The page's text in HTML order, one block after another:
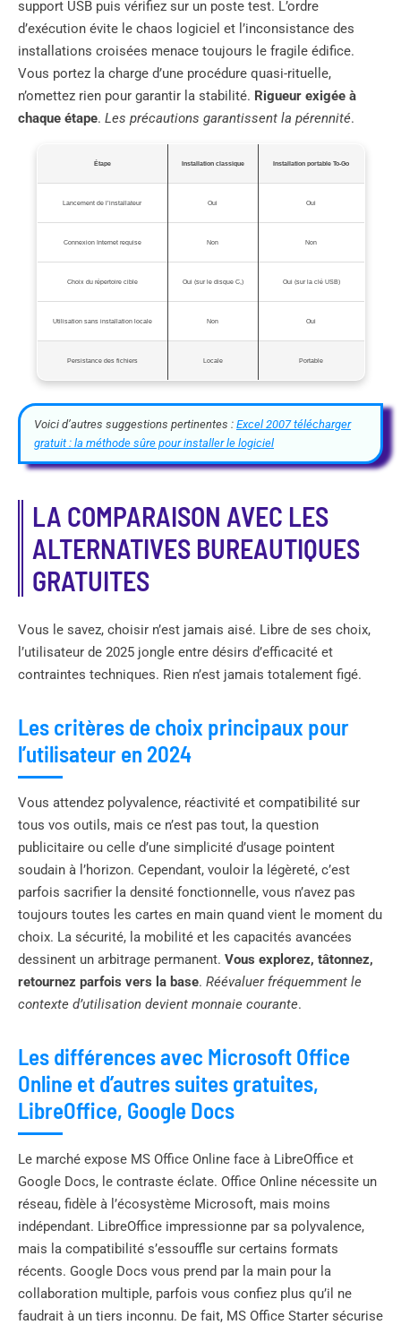
support USB puis vérifiez sur un poste test. L’ordre
d’exécution évite le chaos logiciel et l’inconsistance des
installations croisées menace toujours le fragile édifice.
Vous portez la charge d’une procédure quasi-rituelle,
n’omettez rien pour garantir la stabilité. Rigueur exigée à
chaque étape. Les précautions garantissent la pérennité.
Étape Installation classique Installation portable To-Go
Lancement de l’installateur Oui Oui
Connexion Internet requise Non Non
Choix du répertoire cible Oui (sur le disque C,) Oui (sur la clé USB)
Utilisation sans installation locale Non Oui
Persistance des fichiers Locale Portable
Voici d’autres suggestions pertinentes : Excel 2007 télécharger
gratuit : la méthode sûre pour installer le logiciel
LA COMPARAISON AVEC LES
ALTERNATIVES BUREAUTIQUES
GRATUITES
Vous le savez, choisir n’est jamais aisé. Libre de ses choix,
l’utilisateur de 2025 jongle entre désirs d’efficacité et
contraintes techniques. Rien n’est jamais totalement figé.
Les critères de choix principaux pour
l’utilisateur en 2024
Vous attendez polyvalence, réactivité et compatibilité sur
tous vos outils, mais ce n’est pas tout, la question
publicitaire ou celle d’une simplicité d’usage pointent
soudain à l’horizon. Cependant, vouloir la légèreté, c’est
parfois sacrifier la densité fonctionnelle, vous n’avez pas
toujours toutes les cartes en main quand vient le moment du
choix. La sécurité, la mobilité et les capacités avancées
dessinent un arbitrage permanent. Vous explorez, tâtonnez,
retournez parfois vers la base. Réévaluer fréquemment le
contexte d’utilisation devient monnaie courante.
Les différences avec Microsoft Office
Online et d’autres suites gratuites,
LibreOffice, Google Docs
Le marché expose MS Office Online face à LibreOffice et
Google Docs, le contraste éclate. Office Online nécessite un
réseau, fidèle à l’écosystème Microsoft, mais moins
indépendant. LibreOffice impressionne par sa polyvalence,
mais la compatibilité s’essouffle sur certains formats
récents. Google Docs vous prend par la main pour la
collaboration multiple, parfois vous confiez plus qu’il ne
faudrait à un tiers inconnu. De fait, MS Office Starter sécurise